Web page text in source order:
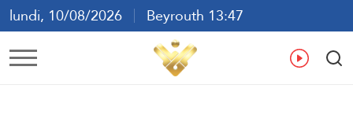
lundi, 10/08/2026
Beyrouth 13:47
ع